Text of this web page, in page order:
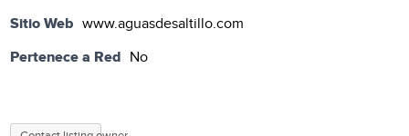
Sitio Web www.aguasdesaltillo.com
Pertenece a Red No